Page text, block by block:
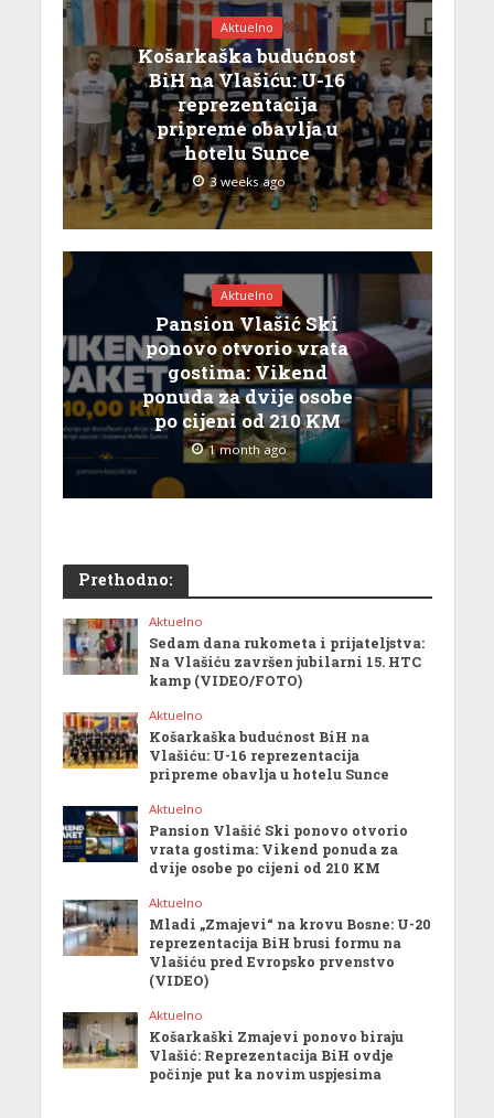
Aktuelno
Košarkaška budućnost
BiH na Vlašiću: U-16
reprezentacija
pripreme obavlja u
hotelu Sunce
3 weeks ago
Aktuelno
Pansion Vlašić Ski
ponovo otvorio vrata
gostima: Vikend
ponuda za dvije osobe
po cijeni od 210 KM
1 month ago
Prethodno:
Aktuelno
Sedam dana rukometa i prijateljstva:
Na Vlašiću završen jubilarni 15. HTC
kamp (VIDEO/FOTO)
Aktuelno
Košarkaška budućnost BiH na
Vlašiću: U-16 reprezentacija
pripreme obavlja u hotelu Sunce
Aktuelno
Pansion Vlašić Ski ponovo otvorio
vrata gostima: Vikend ponuda za
dvije osobe po cijeni od 210 KM
Aktuelno
Mladi „Zmajevi“ na krovu Bosne: U-20
reprezentacija BiH brusi formu na
Vlašiću pred Evropsko prvenstvo
(VIDEO)
Aktuelno
Košarkaški Zmajevi ponovo biraju
Vlašić: Reprezentacija BiH ovdje
počinje put ka novim uspjesima